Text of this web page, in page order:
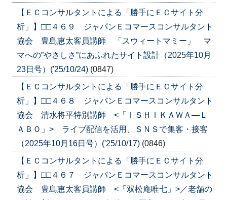
【ＥＣコンサルタントによる「勝手にＥＣサイト分
析」】□□４６９ ジャパンＥコマースコンサルタント
協会 豊島恵太客員講師 「スウィートマミー」 マ
マへの”やさしさ”にあふれたサイト設計（2025年10月
23日号）('25/10/24) (0847)
【ＥＣコンサルタントによる「勝手にＥＣサイト分
析」】□□４６８ ジャパンＥコマースコンサルタント
協会 清水将平特別講師 <「ＩＳＨＩＫＡＷＡ―Ｌ
ＡＢＯ」> ライブ配信を活用、ＳＮＳで集客・接客
（2025年10月16日号）('25/10/17) (0846)
【ＥＣコンサルタントによる「勝手にＥＣサイト分
析」】□□４６７ ジャパンＥコマースコンサルタント
協会 豊島恵太客員講師 <「双松庵唯七」>／老舗の